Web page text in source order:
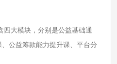
大模块，分别是公益基础通
公益筹款能力提升课、平台分